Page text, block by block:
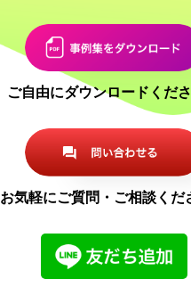
ご自由にダウンロードくだ
お気軽にご質問・ご相談くだ